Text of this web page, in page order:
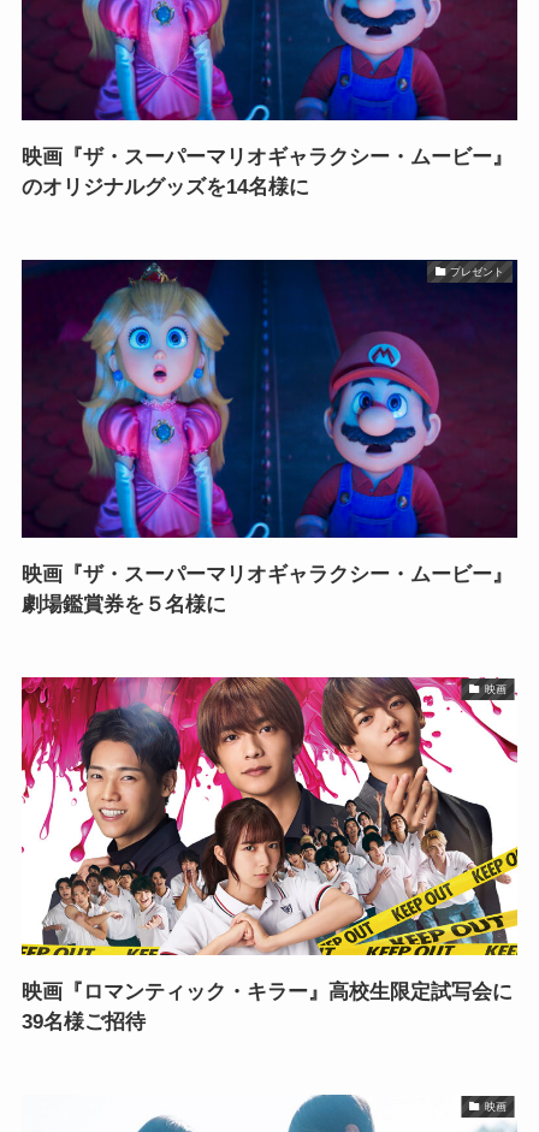
映画『ザ・スーパーマリオギャラクシー・ムービー』
のオリジナルグッズを14名様に
プレゼント
映画『ザ・スーパーマリオギャラクシー・ムービー』
劇場鑑賞券を５名様に
映画
映画『ロマンティック・キラー』高校生限定試写会に
39名様ご招待
映画